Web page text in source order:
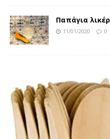
Παπάγια λικέρ
11/01/2020 0